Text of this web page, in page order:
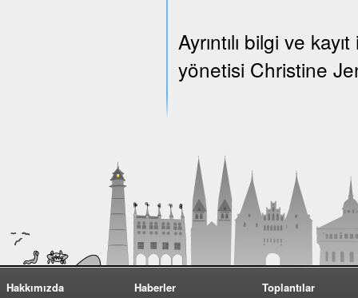
Ayrıntılı bilgi ve
yönetisi Christine
Hakkımızda
Haberler
Toplantılar